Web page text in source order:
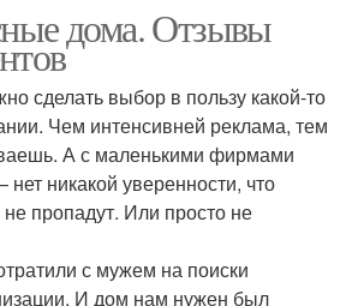
дома. Отзывы
сделать выбор в пользу какой-то
Чем интенсивней реклама, тем
А с маленькими фирмами
нет никакой уверенности, что
пропадут. Или просто не
с мужем на поиски
И дом нам нужен был